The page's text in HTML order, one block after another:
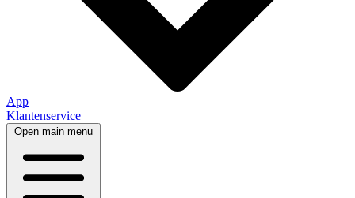
App
Klantenservice
Open main menu